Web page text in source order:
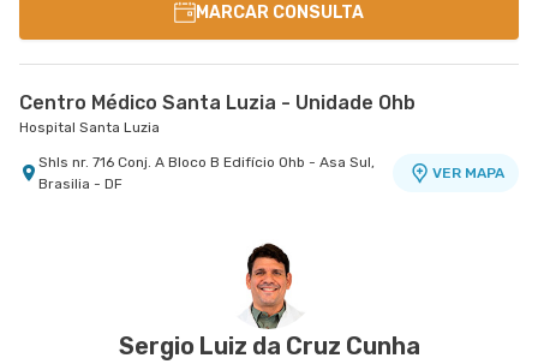
MARCAR CONSULTA
Centro Médico Santa Luzia - Unidade Ohb
Hospital Santa Luzia
Shls nr. 716 Conj. A Bloco B Edifício Ohb - Asa Sul,
Brasilia - DF
VER MAPA
Sergio Luiz da Cruz Cunha